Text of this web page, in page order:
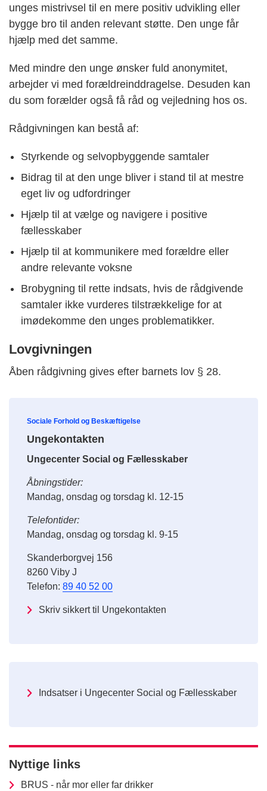
unges mistrivsel til en mere positiv udvikling eller
bygge bro til anden relevant støtte. Den unge får
hjælp med det samme.
Med mindre den unge ønsker fuld anonymitet,
arbejder vi med forældreinddragelse. Desuden kan
du som forælder også få råd og vejledning hos os.
Rådgivningen kan bestå af:
Styrkende og selvopbyggende samtaler
Bidrag til at den unge bliver i stand til at mestre
eget liv og udfordringer
Hjælp til at vælge og navigere i positive
fællesskaber
Hjælp til at kommunikere med forældre eller
andre relevante voksne
Brobygning til rette indsats, hvis de rådgivende
samtaler ikke vurderes tilstrækkelige for at
imødekomme den unges problematikker.
Lovgivningen
Åben rådgivning gives efter barnets lov § 28.
Sociale Forhold og Beskæftigelse
Ungekontakten
Ungecenter Social og Fællesskaber
Åbningstider:
Mandag, onsdag og torsdag kl. 12-15
Telefontider:
Mandag, onsdag og torsdag kl. 9-15
Skanderborgvej 156
8260 Viby J
Telefon: 89 40 52 00
Skriv sikkert til Ungekontakten
Indsatser i Ungecenter Social og Fællesskaber
Nyttige links
BRUS - når mor eller far drikker